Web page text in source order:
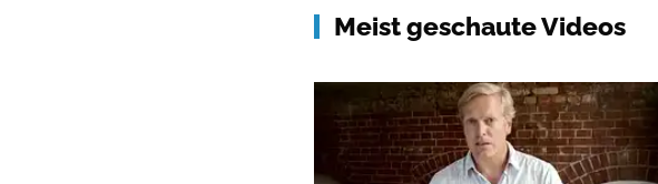
Meist geschaute Videos